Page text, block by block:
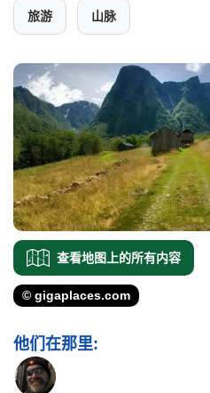
旅游 山脉
查看地图上的所有内容
© gigaplaces.com
他们在那里: